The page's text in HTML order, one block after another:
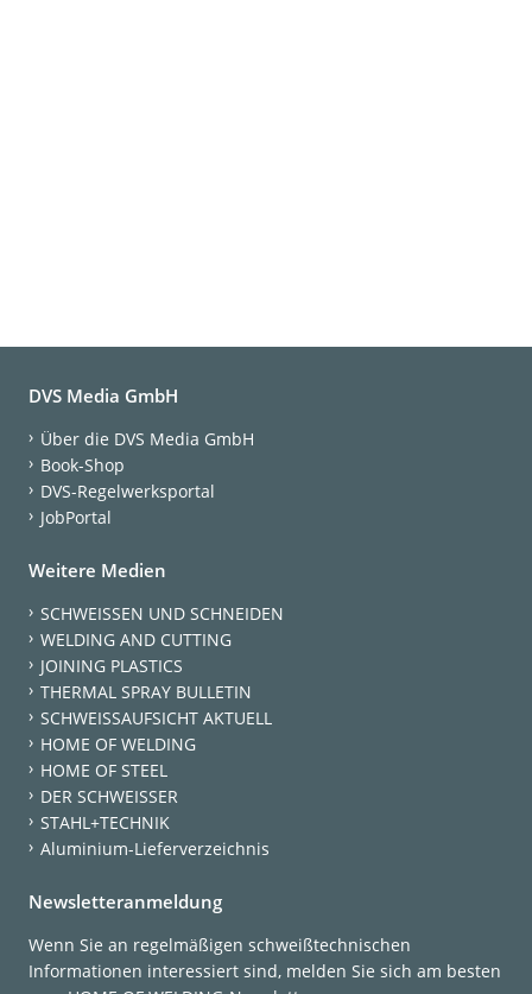
DVS Media GmbH
Über die DVS Media GmbH
Book-Shop
DVS-Regelwerksportal
JobPortal
Weitere Medien
SCHWEISSEN UND SCHNEIDEN
WELDING AND CUTTING
JOINING PLASTICS
THERMAL SPRAY BULLETIN
SCHWEISSAUFSICHT AKTUELL
HOME OF WELDING
HOME OF STEEL
DER SCHWEISSER
STAHL+TECHNIK
Aluminium-Lieferverzeichnis
Newsletteranmeldung
Wenn Sie an regelmäßigen schweißtechnischen
Informationen interessiert sind, melden Sie sich am besten